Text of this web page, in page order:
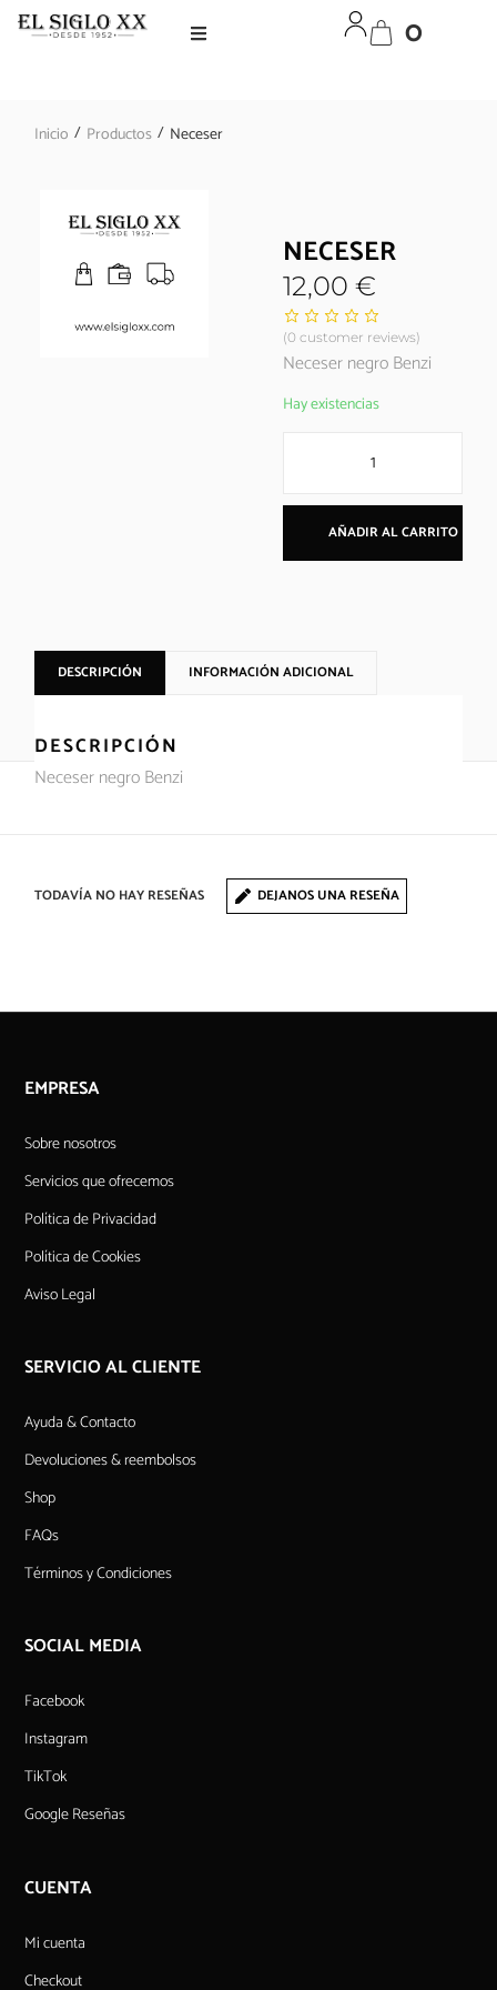
0
Inicio / Productos / Neceser
NECESER
12,00€
(0 customer reviews)
Neceser negro Benzi
Hay existencias
AÑADIR AL CARRITO
DESCRIPCIÓN INFORMACIÓN ADICIONAL
DESCRIPCIÓN
Neceser negro Benzi
TODAVÍA NO HAY RESEÑAS DEJANOS UNA RESEÑA
EMPRESA
Sobre nosotros
Servicios que ofrecemos
Política de Privacidad
Política de Cookies
Aviso Legal
SERVICIO AL CLIENTE
Ayuda & Contacto
Devoluciones & reembolsos
Shop
FAQs
Términos y Condiciones
SOCIAL MEDIA
Facebook
Instagram
TikTok
Google Reseñas
CUENTA
Mi cuenta
Checkout